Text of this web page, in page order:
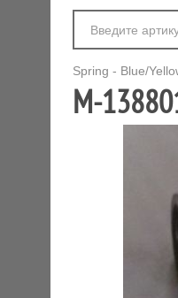
Spring - Blue/
M-